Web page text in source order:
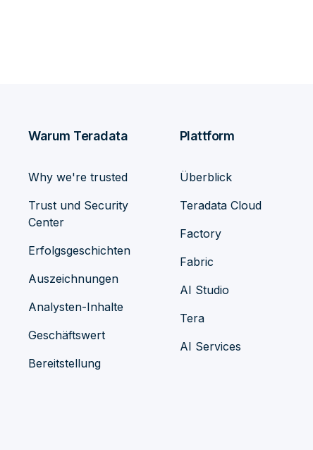
Warum Teradata
Why we're trusted
Trust und Security
Center
Erfolgsgeschichten
Auszeichnungen
Analysten-Inhalte
Geschäftswert
Bereitstellung
Plattform
Überblick
Teradata Cloud
Factory
Fabric
AI Studio
Tera
AI Services